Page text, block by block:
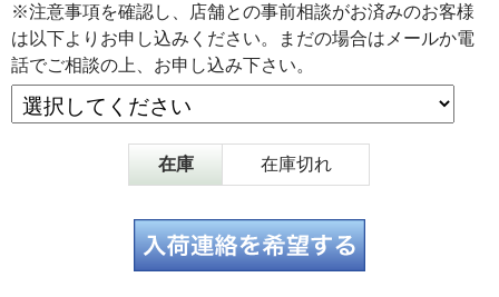
※注意事項を確認し、店舗との事前相談がお済みのお客様
は以下よりお申し込みください。まだの場合はメールか電
話でご相談の上、お申し込み下さい。
在庫 在庫切れ